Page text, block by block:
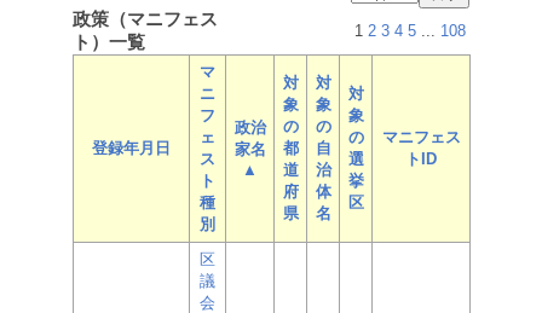
政策（マニフェス
ト）一覧
1 2 3 4 5 ... 108
登録年月日
マ
ニ
フ
ェ
ス
ト
種
別
政治
家名
▲
対
象
の
都
道
府
県
対
象
の
自
治
体
名
対
象
の
選
挙
区
マニフェス
トID
区
議
会